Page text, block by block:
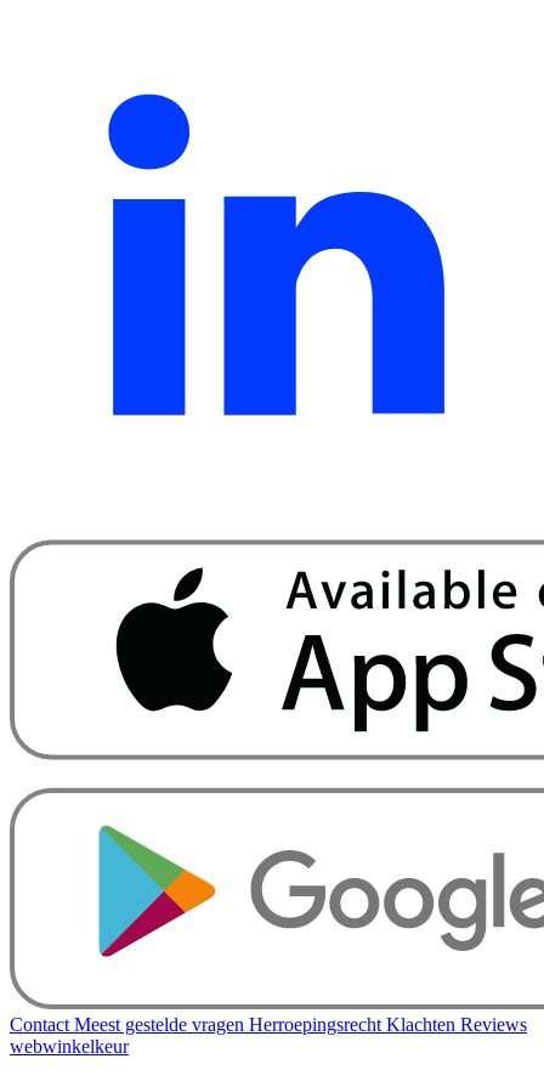
Contact Meest gestelde vragen Herroepingsrecht Klachten Reviews
webwinkelkeur